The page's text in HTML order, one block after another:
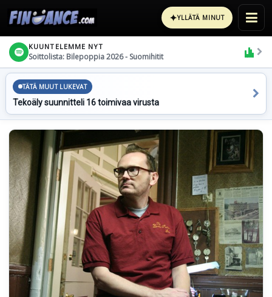
✦YLLÄTÄ MINUT
KUUNTELEMME NYT
Soittolista: Bilepoppia 2026 - Suomihitit
TÄTÄ MUUT LUKEVAT
Tekoäly suunnitteli 16 toimivaa virusta